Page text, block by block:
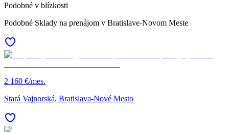
Podobné v blízkosti
Podobné Sklady na prenájom v Bratislave-Novom Meste
2 160 €/mes.
Stará Vajnorská, Bratislava-Nové Mesto